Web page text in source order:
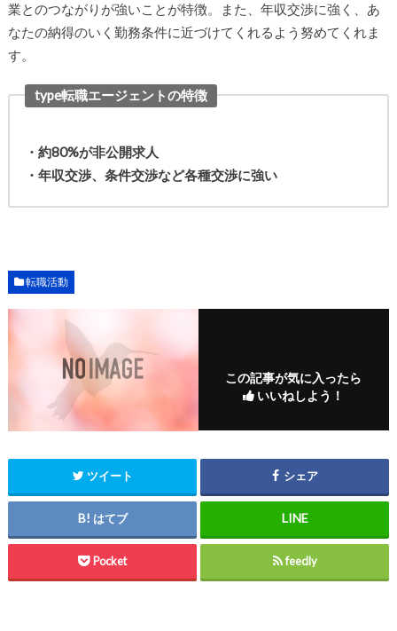
業とのつながりが強いことが特徴。また、年収交渉に強く、あ
なたの納得のいく勤務条件に近づけてくれるよう努めてくれま
す。
type転職エージェントの特徴
・約80%が非公開求人
・年収交渉、条件交渉など各種交渉に強い
転職活動
この記事が気に入ったら
いいねしよう！
ツイート シェア
はてブ
Pocket feedly